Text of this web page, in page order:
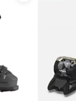
volumul)
pentru a
premodelat
termoformat